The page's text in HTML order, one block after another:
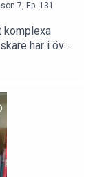
7, Ep. 131
komplexa
har i över
på bara
internationell
genetiska
hur